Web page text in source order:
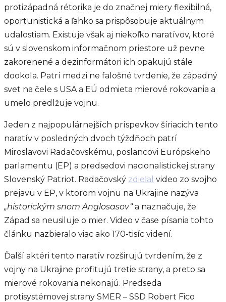
protizápadná rétorika je do značnej miery flexibilná,
oportunistická a ľahko sa prispôsobuje aktuálnym
udalostiam. Existuje však aj niekoľko naratívov, ktoré
sú v slovenskom informačnom priestore už pevne
zakorenené a dezinformátori ich opakujú stále
dookola. Patrí medzi ne falošné tvrdenie, že západný
svet na čele s USA a EÚ odmieta mierové rokovania a
umelo predlžuje vojnu.
Jeden z najpopulárnejších príspevkov šíriacich tento
naratív v posledných dvoch týždňoch patrí
Miroslavovi Radačovskému, poslancovi Európskeho
parlamentu (EP) a predsedovi nacionalistickej strany
Slovenský Patriot. Radačovský zdieľal video zo svojho
prejavu v EP, v ktorom vojnu na Ukrajine nazýva
„historickým snom Anglosasov“a naznačuje, že
Západ sa neusiluje o mier. Video v čase písania tohto
článku nazbieralo viac ako 170-tisíc videní.
Ďalší aktéri tento naratív rozširujú tvrdením, že z
vojny na Ukrajine profitujú tretie strany, a preto sa
mierové rokovania nekonajú. Predseda
protisystémovej strany SMER – SSD Robert Fico